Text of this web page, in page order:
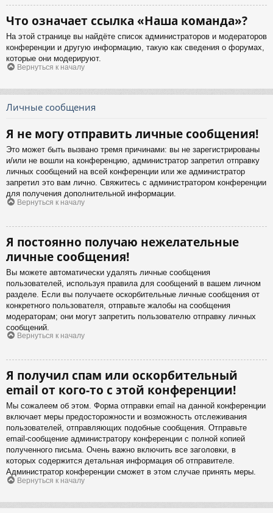
Что означает ссылка «Наша команда»?
На этой странице вы найдёте список администраторов и модераторов
конференции и другую информацию, такую как сведения о форумах,
которые они модерируют.
Вернуться к началу
Личные сообщения
Я не могу отправить личные сообщения!
Это может быть вызвано тремя причинами: вы не зарегистрированы
и/или не вошли на конференцию, администратор запретил отправку
личных сообщений на всей конференции или же администратор
запретил это вам лично. Свяжитесь с администратором конференции
для получения дополнительной информации.
Вернуться к началу
Я постоянно получаю нежелательные
личные сообщения!
Вы можете автоматически удалять личные сообщения
пользователей, используя правила для сообщений в вашем личном
разделе. Если вы получаете оскорбительные личные сообщения от
конкретного пользователя, отправьте жалобы на сообщения
модераторам; они могут запретить пользователю отправку личных
сообщений.
Вернуться к началу
Я получил спам или оскорбительный
email от кого-то с этой конференции!
Мы сожалеем об этом. Форма отправки email на данной конференции
включает меры предосторожности и возможность отслеживания
пользователей, отправляющих подобные сообщения. Отправьте
email-сообщение администратору конференции с полной копией
полученного письма. Очень важно включить все заголовки, в
которых содержится детальная информация об отправителе.
Администратор конференции сможет в этом случае принять меры.
Вернуться к началу